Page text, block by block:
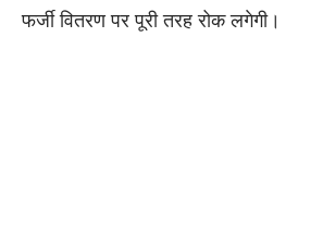
फर्जी वितरण पर पूरी तरह रोक लगेगी।